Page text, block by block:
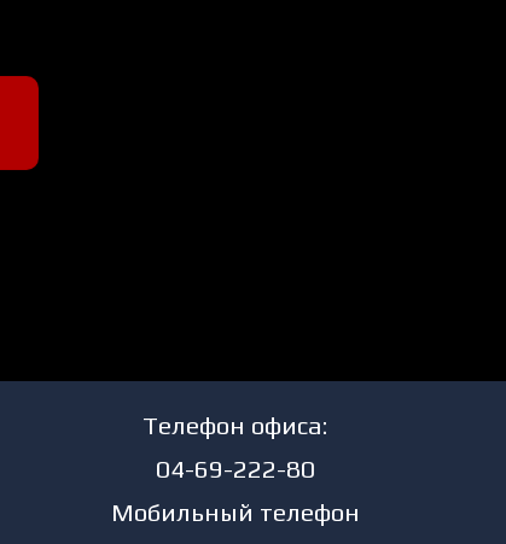
Телефон офиса:
04-69-222-80
Мобильный телефон